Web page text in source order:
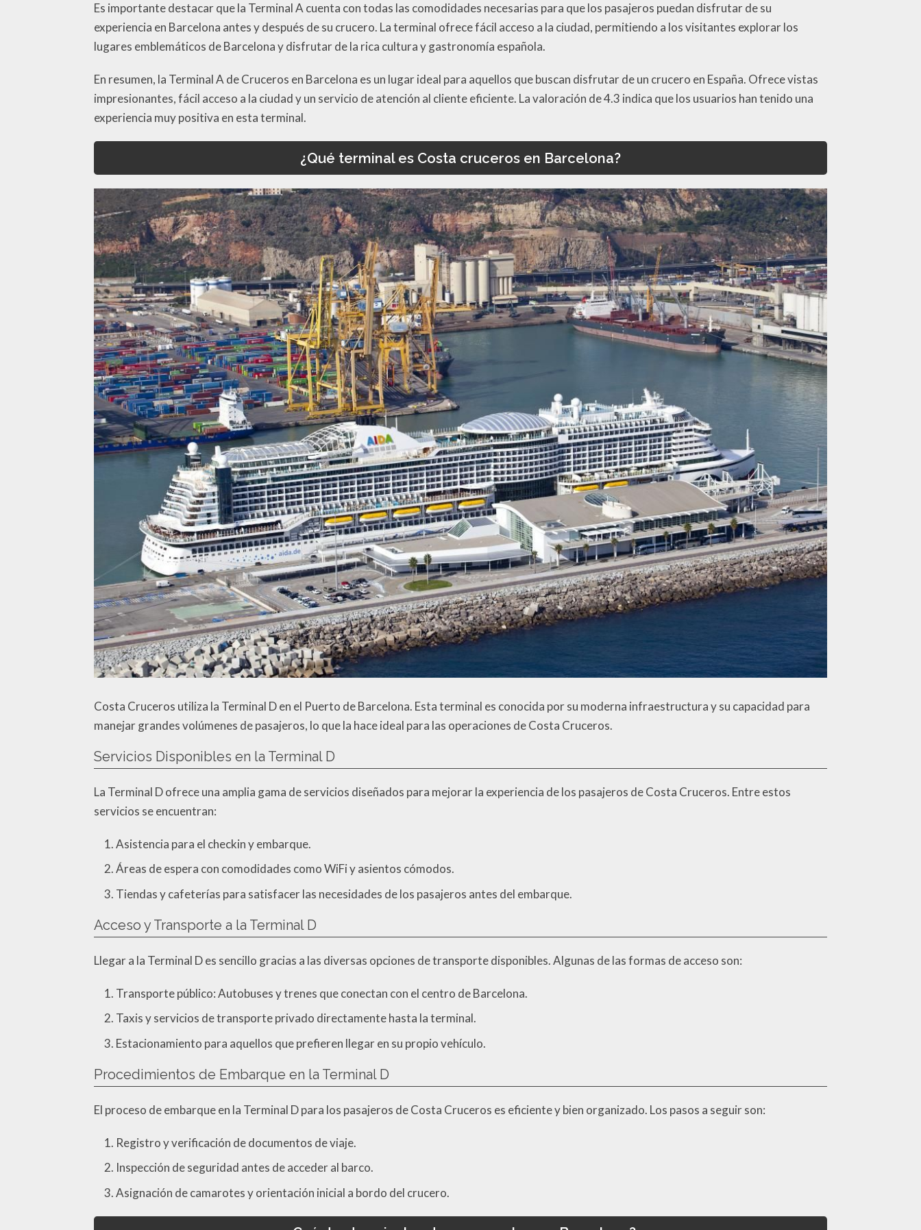
Es importante destacar que la Terminal A cuenta con todas las comodidades necesarias para que los pasajeros puedan disfrutar de su
experiencia en Barcelona antes y después de su crucero. La terminal ofrece fácil acceso a la ciudad, permitiendo a los visitantes explorar los
lugares emblemáticos de Barcelona y disfrutar de la rica cultura y gastronomía española.
En resumen, la Terminal A de Cruceros en Barcelona es un lugar ideal para aquellos que buscan disfrutar de un crucero en España. Ofrece vistas
impresionantes, fácil acceso a la ciudad y un servicio de atención al cliente eficiente. La valoración de 4.3 indica que los usuarios han tenido una
experiencia muy positiva en esta terminal.
¿Qué terminal es Costa cruceros en Barcelona?
Costa Cruceros utiliza la Terminal D en el Puerto de Barcelona. Esta terminal es conocida por su moderna infraestructura y su capacidad para
manejar grandes volúmenes de pasajeros, lo que la hace ideal para las operaciones de Costa Cruceros.
Servicios Disponibles en la Terminal D
La Terminal D ofrece una amplia gama de servicios diseñados para mejorar la experiencia de los pasajeros de Costa Cruceros. Entre estos
servicios se encuentran:
Asistencia para el checkin y embarque.
Áreas de espera con comodidades como WiFi y asientos cómodos.
Tiendas y cafeterías para satisfacer las necesidades de los pasajeros antes del embarque.
Acceso y Transporte a la Terminal D
Llegar a la Terminal D es sencillo gracias a las diversas opciones de transporte disponibles. Algunas de las formas de acceso son:
Transporte público: Autobuses y trenes que conectan con el centro de Barcelona.
Taxis y servicios de transporte privado directamente hasta la terminal.
Estacionamiento para aquellos que prefieren llegar en su propio vehículo.
Procedimientos de Embarque en la Terminal D
El proceso de embarque en la Terminal D para los pasajeros de Costa Cruceros es eficiente y bien organizado. Los pasos a seguir son:
Registro y verificación de documentos de viaje.
Inspección de seguridad antes de acceder al barco.
Asignación de camarotes y orientación inicial a bordo del crucero.